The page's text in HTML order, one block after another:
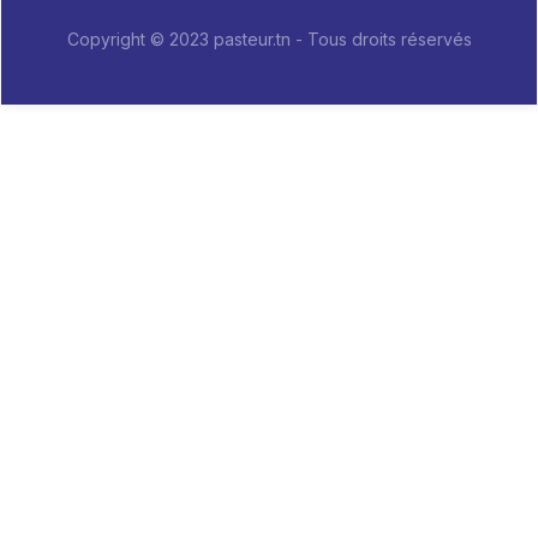
Copyright © 2023 pasteur.tn - Tous droits réservés